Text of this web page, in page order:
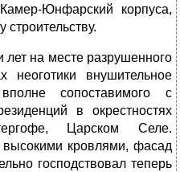
Юнфарский корпуса,
лет на месте разрушенного
внушительное
сопоставимого с
в окрестностях
Царском Селе.
кровлями, фасад
господствовал теперь